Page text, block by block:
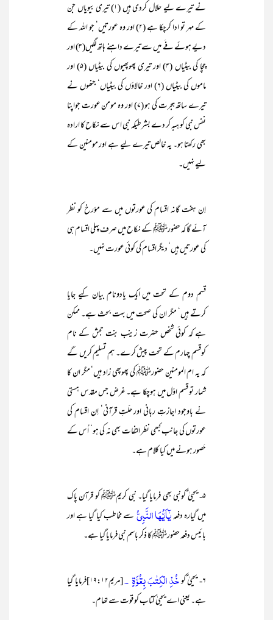
نے تیرے لیے حلال کردی ہیں (۱) تیری بیویاں جن
کے مہر تو ادا کرچکا ہے (۲) اور وہ عورتیں‘ جو اللہ کے
دیے ہوئے فَے میں سے تیرے داہنے ہاتھ لگیں(۳) اور
چچا کی بیٹیاں (۴) اور تیری پھوپھیوں کی بیٹیاں (۵) اور
ماموں کی بیٹیاں (۶) اور خالاؤں کی بیٹیاں‘ جنھوں نے
تیرے ساتھ ہجرت کی ہو (۷) اور وہ مومن عورت جواپنا
نفس نبی کو ہبہ کر دے بشرطیکہ نبی اس سے نکاح کا ارادہ
بھی رکھتا ہو۔ یہ خالص تیرے لیے ہے اور مومنین کے
لیے نہیں۔
اِن ہفت گانہ اقسام کی عورتوں میں سے مؤرخ کو نظر
آئے گا کہ حضورﷺ کے نکاح میں صرف پہلی اقسام ہی
کی عورتیں ہیں‘ دیگر اقسام کی کوئی عورت نہیں۔
قسم دوم کے تحت میں ایک یادونام بیان کیے جایا
کرتے ہیں‘ مگر ان کی صحت میں بہت بحث ہے۔ ممکن
ہے کہ کوئی شخص حضرت زینب بنت حجش کے نام
کوقسم چہارم کے تحت پیش کرے۔ ہم تسلیم کریں گے
کہ یہ ام المومنین حضورﷺ کی پھوپھی زاد ہیں‘ مگر ان کا
شمار تو قسم اوّل میں ہوچکا ہے۔ غرض جس مقدس ہستی
نے باوجود اجازتِ ربانی اور حلّتِ قرآنی‘ اِن اقسام کی
عورتوں کی جانب کبھی نظر التفات بھی نہ کی ہو‘ اُس کے
حَصور ہونے میں کیا کلام ہے۔
۵- یحییٰ ؑکونبی بھی فرمایا گیا۔ نبی کریمﷺ کو قرآن پاک
میں گیارہ دفعہيٰٓاَيُّهَا النَّبِيُّسے مخاطب کیا گیا ہے اور
بائیس دفعہ حضورﷺ کا ذکر باسم نبی فرمایا گیا ہے۔
۶- یحییٰ ؑکو خُذِ الْكِتٰبَ بِقُوَّةٍ ۔
[مریم۱۹:۱۲]فرمایا گیا
ہے۔ یعنی اے یحییٰ کتاب کو قوت سے تھام۔